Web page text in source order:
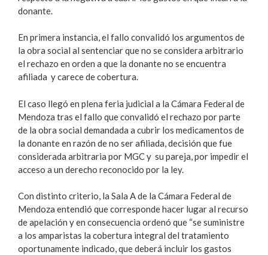
donante.
En primera instancia, el fallo convalidó los argumentos de
la obra social al sentenciar que no se considera arbitrario
el rechazo en orden a que la donante no se encuentra
afiliada y carece de cobertura.
El caso llegó en plena feria judicial a la Cámara Federal de
Mendoza tras el fallo que convalidó el rechazo por parte
de la obra social demandada a cubrir los medicamentos de
la donante en razón de no ser afiliada, decisión que fue
considerada arbitraria por MGC y su pareja, por impedir el
acceso a un derecho reconocido por la ley.
Con distinto criterio, la Sala A de la Cámara Federal de
Mendoza entendió que corresponde hacer lugar al recurso
de apelación y en consecuencia ordenó que “se suministre
a los amparistas la cobertura integral del tratamiento
oportunamente indicado, que deberá incluir los gastos